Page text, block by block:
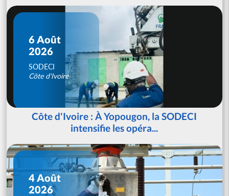
6 Août
2026
SODECI
Côte d'Ivoire
Côte d'Ivoire : À Yopougon, la SODECI
intensifie les opéra...
4 Août
2026